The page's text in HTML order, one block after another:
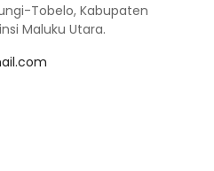
Tobelo, Kabupaten
Maluku Utara.